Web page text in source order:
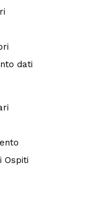
dati
Ospiti